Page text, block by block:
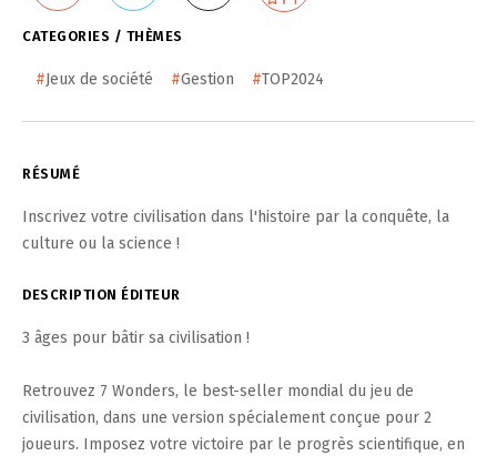
CATEGORIES / THÈMES
#Jeux de société #Gestion #TOP2024
RÉSUMÉ
Inscrivez votre civilisation dans l'histoire par la conquête, la
culture ou la science !
DESCRIPTION ÉDITEUR
3 âges pour bâtir sa civilisation !
Retrouvez 7 Wonders, le best-seller mondial du jeu de
civilisation, dans une version spécialement conçue pour 2
joueurs. Imposez votre victoire par le progrès scientifique, en